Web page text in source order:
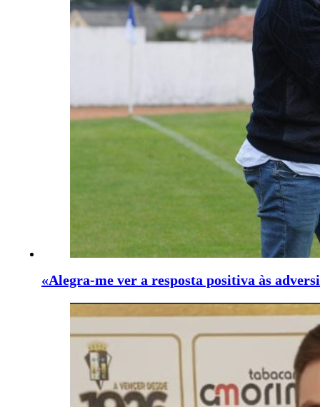
«Alegra-me ver a resposta positiva às